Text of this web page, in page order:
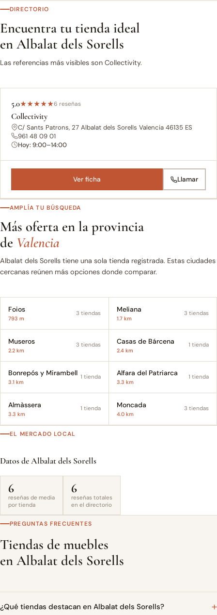
DIRECTORIO
Encuentra tu tienda ideal
en Albalat dels Sorells
Las referencias más visibles son Collectivity.
5.0★★★★★6 reseñas
Collectivity
C/ Sants Patrons, 27 Albalat dels Sorells Valencia 46135 ES
961 48 09 01
Hoy: 9:00–14:00
Ver ficha Llamar
AMPLÍA TU BÚSQUEDA
Más oferta en la provincia
de Valencia
Albalat dels Sorells tiene una sola tienda registrada. Estas ciudades
cercanas reúnen más opciones donde comparar.
Foios
793 m
3 tiendas Meliana
1.7 km
3 tiendas
Museros
2.2 km
3 tiendas Casas de Bárcena
2.4 km
1 tienda
Bonrepós y Mirambell
3.1 km
1 tienda Alfara del Patriarca
3.3 km
1 tienda
Almàssera
3.3 km
1 tienda Moncada
4.0 km
3 tiendas
EL MERCADO LOCAL
Datos de Albalat dels Sorells
6
reseñas de media
por tienda
6
reseñas totales
en el directorio
PREGUNTAS FRECUENTES
Tiendas de muebles
en Albalat dels Sorells
¿Qué tiendas destacan en Albalat dels Sorells?